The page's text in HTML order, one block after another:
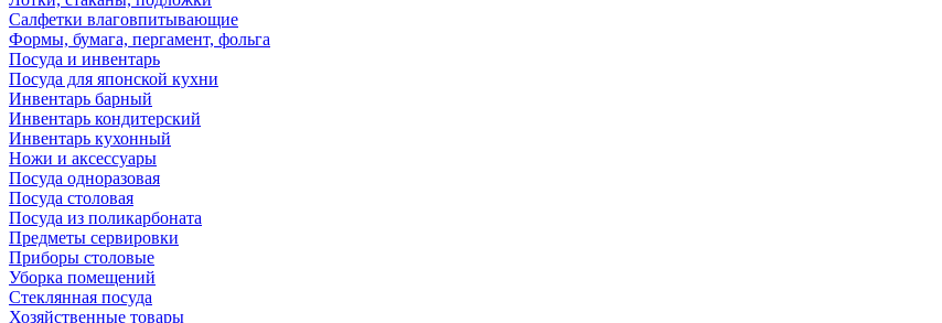
Салфетки влаговпитывающие
Формы, бумага, пергамент, фольга
Посуда и инвентарь
Посуда для японской кухни
Инвентарь барный
Инвентарь кондитерский
Инвентарь кухонный
Ножи и аксессуары
Посуда одноразовая
Посуда столовая
Посуда из поликарбоната
Предметы сервировки
Приборы столовые
Уборка помещений
Стеклянная посуда
Хозяйственные товары